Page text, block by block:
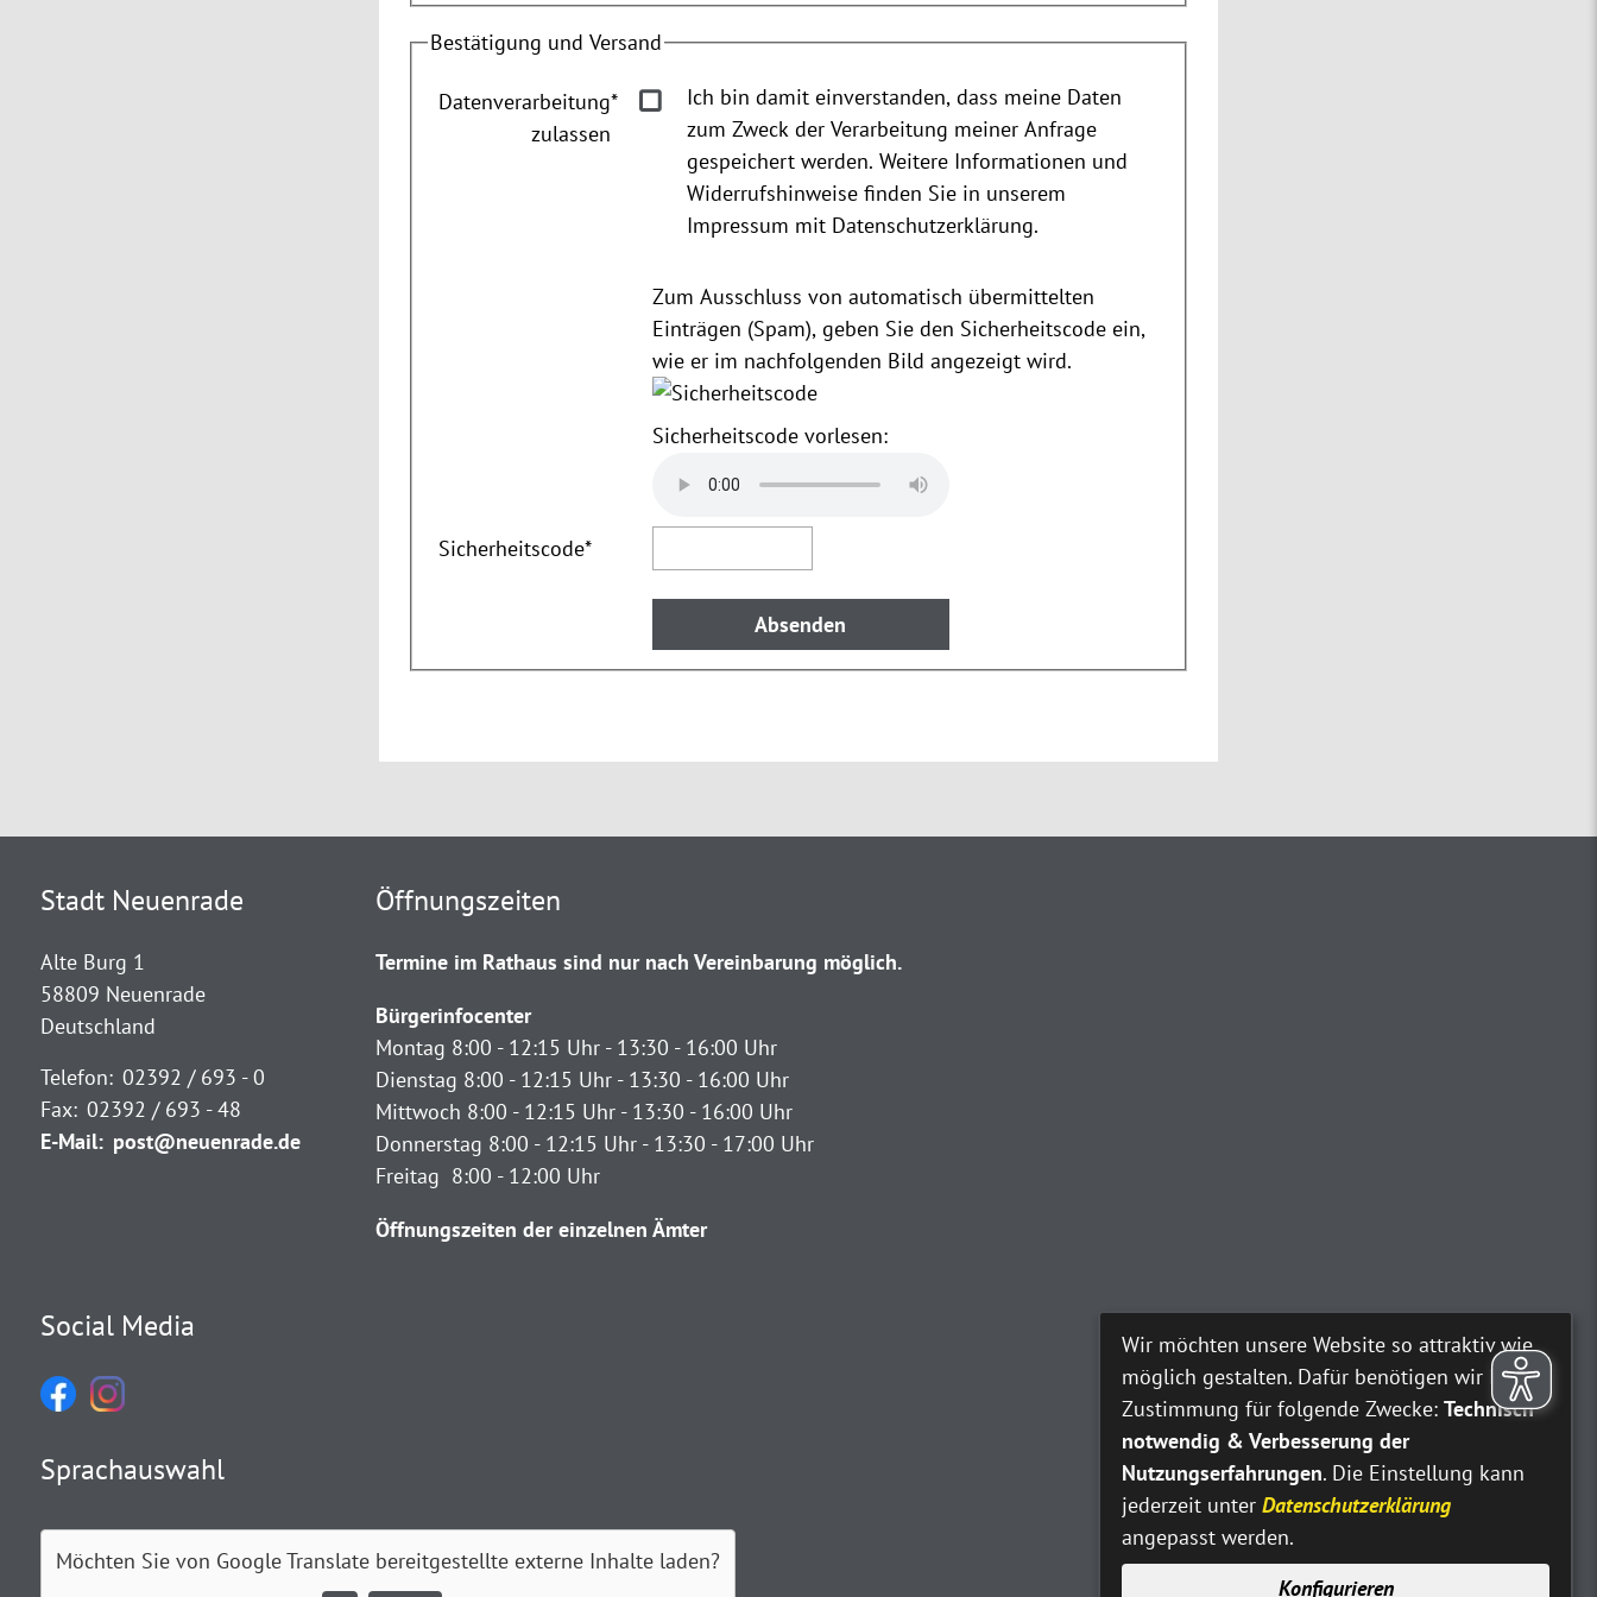
Bestätigung und Versand
Datenverarbeitung
zulassen
*
Ich bin damit einverstanden, dass meine Daten
zum Zweck der Verarbeitung meiner Anfrage
gespeichert werden. Weitere Informationen und
Widerrufshinweise finden Sie in unserem
Impressum mit Datenschutzerklärung.
Zum Ausschluss von automatisch übermittelten
Einträgen (Spam), geben Sie den Sicherheitscode ein,
wie er im nachfolgenden Bild angezeigt wird.
Sicherheitscode vorlesen:
Sicherheitscode*
Stadt Neuenrade
Alte Burg 1
58809 Neuenrade
Deutschland
Telefon: 02392 / 693 - 0
Fax: 02392 / 693 - 48
E-Mail: post@neuenrade.de
Öffnungszeiten
Termine im Rathaus sind nur nach Vereinbarung möglich.
Bürgerinfocenter
Montag 8:00 - 12:15 Uhr - 13:30 - 16:00 Uhr
Dienstag 8:00 - 12:15 Uhr - 13:30 - 16:00 Uhr
Mittwoch 8:00 - 12:15 Uhr - 13:30 - 16:00 Uhr
Donnerstag 8:00 - 12:15 Uhr - 13:30 - 17:00 Uhr
Freitag 8:00 - 12:00 Uhr
Öffnungszeiten der einzelnen Ämter
Social Media
Sprachauswahl
Möchten Sie von Google Translatebereitgestellte externe Inhalte laden?
Wir möchten unsere Website so attraktiv wie
möglich gestalten. Dafür benötigen wir Ihre
Zustimmung für folgende Zwecke: Technisch
notwendig & Verbesserung der
Nutzungserfahrungen. Die Einstellung kann
jederzeit unter Datenschutzerklärung
angepasst werden.
Konfigurieren